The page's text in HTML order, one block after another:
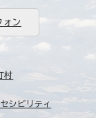
ォン
村
シビリティ